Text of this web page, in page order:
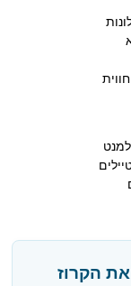
הקרוז